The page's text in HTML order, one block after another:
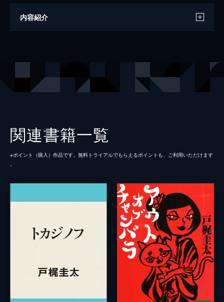
著者
内容紹介
関連書籍一覧
※ポイント（購⼊）作品です。無料トライアルでもらえるポイントも、ご利⽤いただけます
。